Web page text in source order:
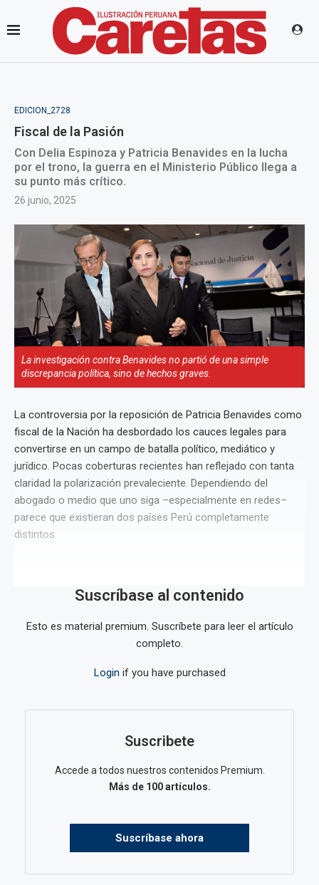
EDICION_2728
Fiscal de la Pasión
Con Delia Espinoza y Patricia Benavides en la lucha
por el trono, la guerra en el Ministerio Público llega a
su punto más crítico.
26 junio, 2025
La investigación contra Benavides no partió de una simple
discrepancia política, sino de hechos graves.
La controversia por la reposición de Patricia Benavides como
fiscal de la Nación ha desbordado los cauces legales para
convertirse en un campo de batalla político, mediático y
jurídico. Pocas coberturas recientes han reflejado con tanta
claridad la polarización prevaleciente. Dependiendo del
abogado o medio que uno siga –especialmente en redes–
parece que existieran dos países Perú completamente
distintos.
Suscríbase al contenido
Esto es material premium. Suscríbete para leer el artículo
completo.
Login if you have purchased
Suscribete
Accede a todos nuestros contenidos Premium.
Más de 100 artículos.
Suscríbase ahora